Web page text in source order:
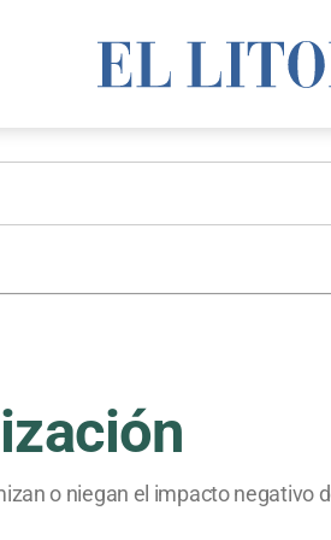
o niegan el impacto negativo